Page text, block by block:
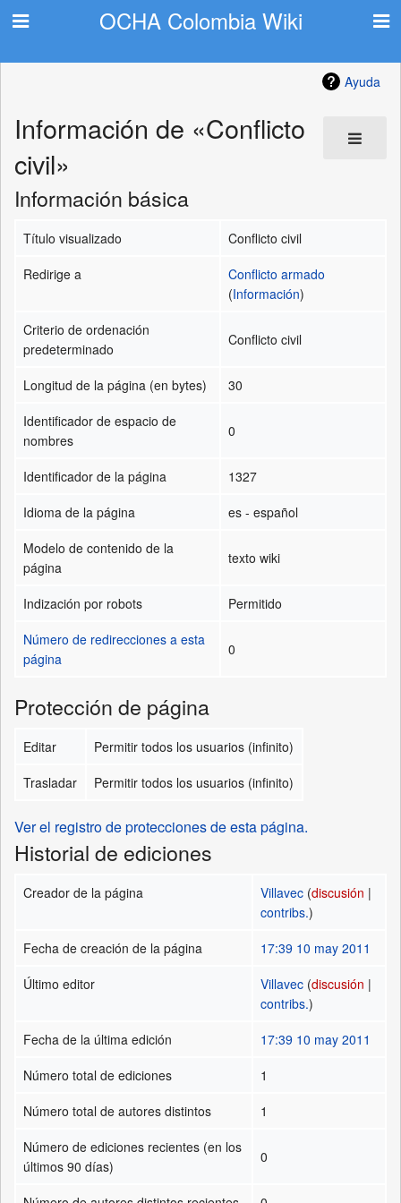
OCHA Colombia Wiki
Ayuda
Información de «Conflicto
civil»
Información básica
Título visualizado
Conflicto civil
Redirige a
Conflicto armado
(Información)
Criterio de ordenación
predeterminado
Conflicto civil
Longitud de la página (en bytes)
30
Identificador de espacio de
nombres
0
Identificador de la página
1327
Idioma de la página
es - español
Modelo de contenido de la
página
texto wiki
Indización por robots
Permitido
Número de redirecciones a esta
página
0
Protección de página
Editar
Permitir todos los usuarios (infinito)
Trasladar
Permitir todos los usuarios (infinito)
Ver el registro de protecciones de esta página.
Historial de ediciones
Creador de la página Villavec (discusión |
contribs.)
Fecha de creación de la página
17:39 10 may 2011
Último editor
Villavec (discusión |
contribs.)
Fecha de la última edición
17:39 10 may 2011
Número total de ediciones
1
Número total de autores distintos
1
Número de ediciones recientes (en los
últimos 90 días)
0